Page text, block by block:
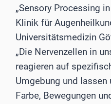
„Sensory Processing
Klinik für
Universitätsmedizin
„Die Nervenzellen in
reagieren auf
Umgebung und
Farbe, Bewegungen